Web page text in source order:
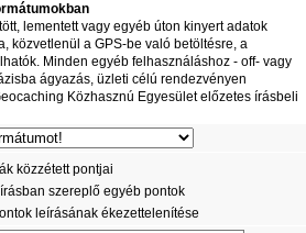
lementett vagy egyéb úton kinyert adatok
közvetlenül a GPS-be való betöltésre, a
Minden egyéb felhasználáshoz - off- vagy
ágyazás, üzleti célú rendezvényen
Közhasznú Egyesület előzetes írásbeli
közzétett pontjai
szereplő egyéb pontok
leírásának ékezettelenítése